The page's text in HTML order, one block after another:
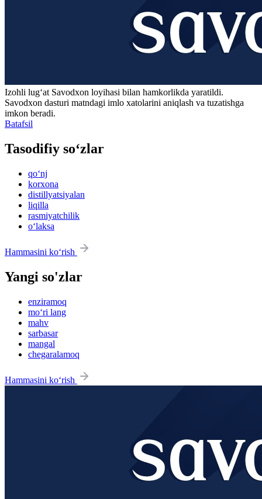
Izohli lugʻat Savodxon loyihasi bilan hamkorlikda yaratildi.
Savodxon dasturi matndagi imlo xatolarini aniqlash va tuzatishga
imkon beradi.
Batafsil
Tasodifiy so‘zlar
qo‘nj
korxona
distillyatsiyalan
liqilla
rasmiyatchilik
o‘laksa
Hammasini ko‘rish
Yangi so'zlar
enziramoq
mo‘ri lang
mahv
sarbasar
mangal
chegaralamoq
Hammasini ko‘rish